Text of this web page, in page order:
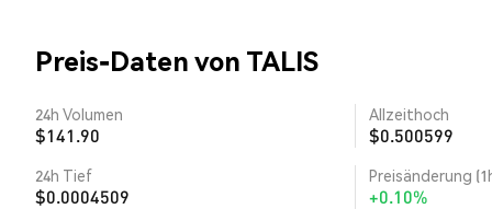
Preis-Daten von TALIS
24h Volumen
$141.90
Allzeithoch
$0.500599
24h Tief
$0.0004509
Preisänderung
+0.10%